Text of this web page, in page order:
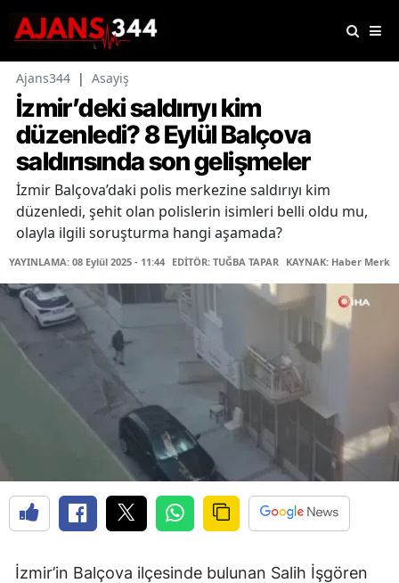
Ajans344 | Asayiş
İzmir’deki saldırıyı kim
düzenledi? 8 Eylül Balçova
saldırısında son gelişmeler
İzmir Balçova’daki polis merkezine saldırıyı kim
düzenledi, şehit olan polislerin isimleri belli oldu mu,
olayla ilgili soruşturma hangi aşamada?
YAYINLAMA: 08 Eylül 2025 - 11:44 EDİTÖR: TUĞBA TAPAR KAYNAK: Haber
İzmir’in Balçova ilçesinde bulunan Salih İşgören